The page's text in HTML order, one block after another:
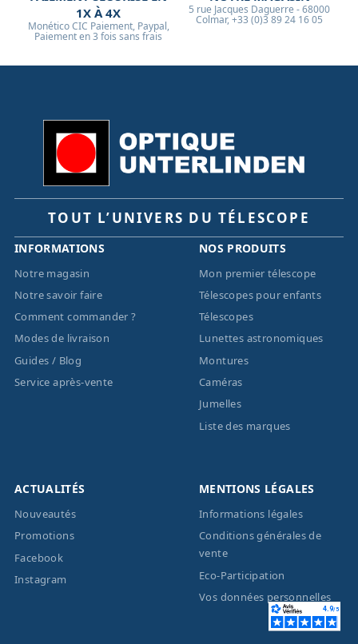
1X À 4X
Monético CIC Paiement, Paypal,
Paiement en 3 fois sans frais
5 rue Jacques Daguerre - 68000
Colmar, +33 (0)3 89 24 16 05
TOUT L’UNIVERS DU TÉLESCOPE
INFORMATIONS
Notre magasin
Notre savoir faire
Comment commander ?
Modes de livraison
Guides / Blog
Service après-vente
NOS PRODUITS
Mon premier télescope
Télescopes pour enfants
Télescopes
Lunettes astronomiques
Montures
Caméras
Jumelles
Liste des marques
ACTUALITÉS
Nouveautés
Promotions
Facebook
Instagram
MENTIONS LÉGALES
Informations légales
Conditions générales de
vente
Eco-Participation
Vos données personnelles